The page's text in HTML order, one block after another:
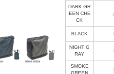
DARK GR
EEN CHE
CK
BLACK
NIGHT G
RAY
SMOKE
GREEN